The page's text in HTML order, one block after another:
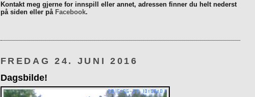
Kontakt meg gjerne for innspill eller annet, adressen finner du helt nederst
på siden eller på Facebook.
FREDAG 24. JUNI 2016
Dagsbilde!